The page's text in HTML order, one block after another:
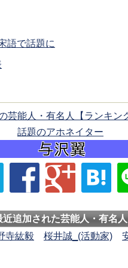
語で話題に
芸能人・有名人【ランキン
話題のアホネイター
近追加された芸能人・有名人
寺紘毅 桜井誠_(活動家)